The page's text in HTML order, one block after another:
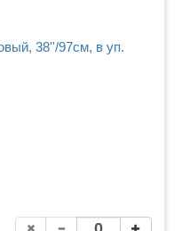
38''/97см, в уп.